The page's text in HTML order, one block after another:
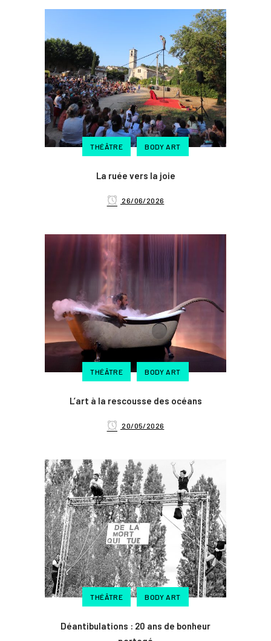
THÉÂTRE BODY ART
La ruée vers la joie
26/06/2026
THÉÂTRE BODY ART
L’art à la rescousse des océans
20/05/2026
THÉÂTRE BODY ART
Déantibulations : 20 ans de bonheur